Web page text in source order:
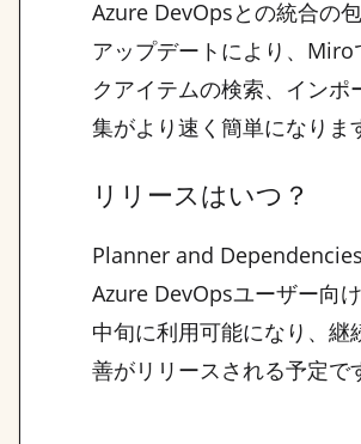
Azure DevOpsとの統合の
アップデートにより、Miro
クアイテムの検索、インポ
集がより速く簡単になりま
リリースはいつ？
Planner and
Azure DevOpsユーザー向
中旬に利用可能になり、継
善がリリースされる予定で